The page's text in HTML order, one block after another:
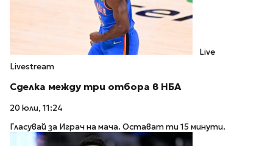
Live
Livestream
Сделка между три отбора в НБА
20 юли, 11:24
Гласувай за Играч на мача. Остават ти 15 минути.